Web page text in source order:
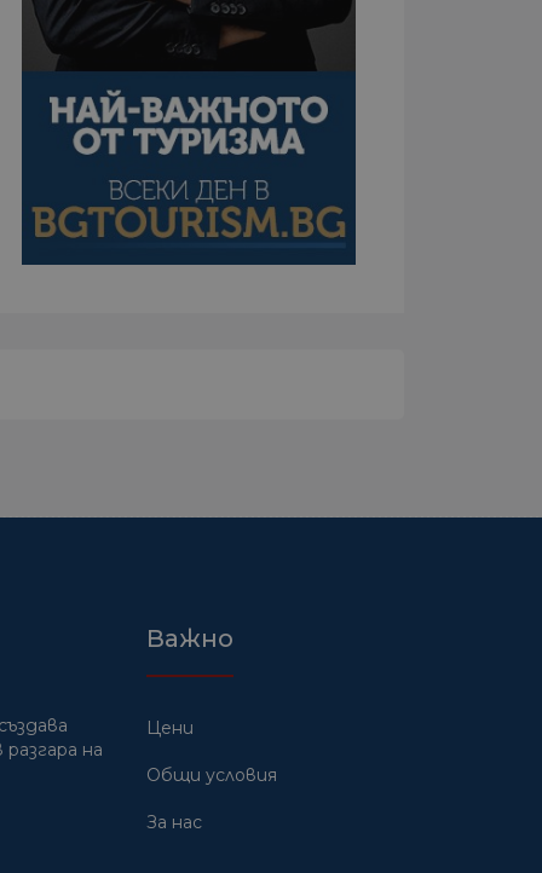
разгара на
Важно
Цени
Общи условия
За нас